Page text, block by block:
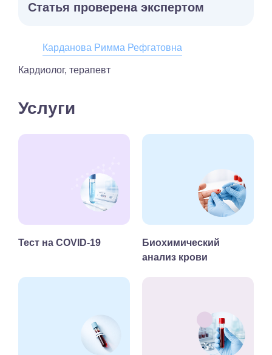
Статья проверена экспертом
Карданова Римма Рефгатовна
Кардиолог, терапевт
Услуги
Тест на COVID-19
Биохимический
анализ крови